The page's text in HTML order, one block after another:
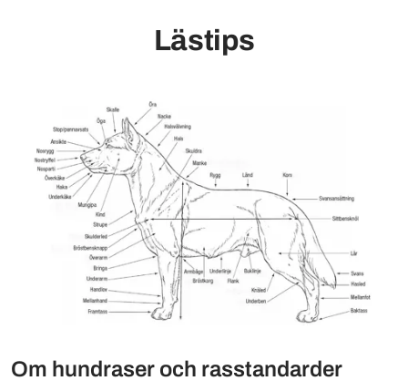
Lästips
Om hundraser och rasstandarder